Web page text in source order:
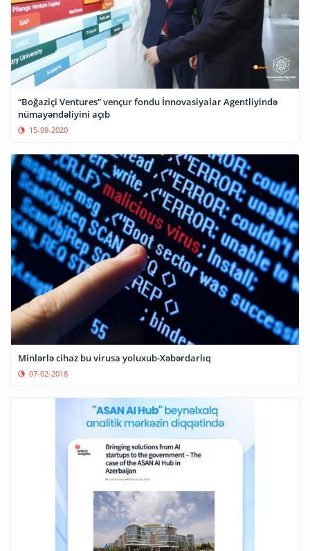
“Boğaziçi Ventures” vençur fondu İnnovasiyalar Agentliyində
nümayəndəliyini açıb
15-09-2020
Minlərlə cihaz bu virusa yoluxub-Xəbərdarlıq
07-02-2018